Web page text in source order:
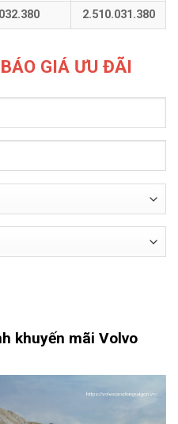
2.510.031.380
GIÁ ƯU ĐÃI
khuyến mãi Volvo